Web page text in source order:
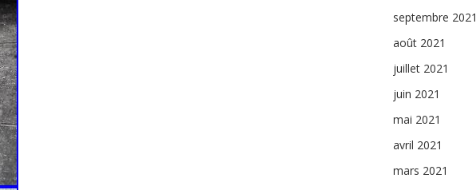
septembre 2021
août 2021
juillet 2021
juin 2021
mai 2021
avril 2021
mars 2021